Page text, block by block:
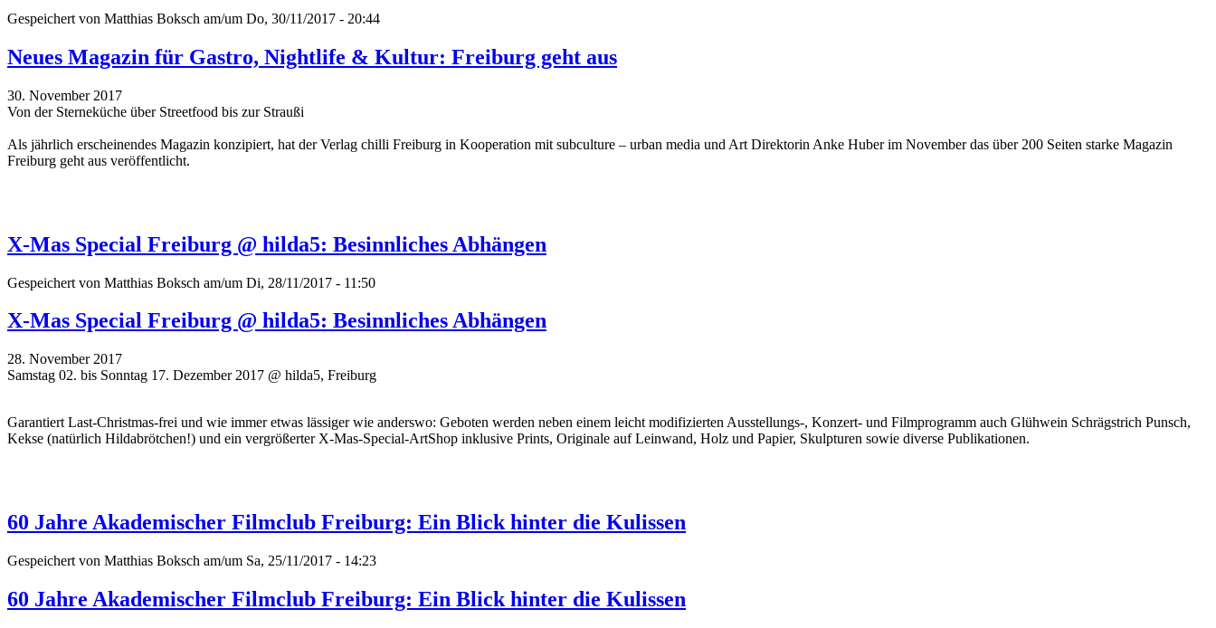
Gespeichert von Matthias Boksch am/um Do, 30/11/2017 - 20:44
Neues Magazin für Gastro, Nightlife & Kultur: Freiburg geht aus
30. November 2017
Von der Sterneküche über Streetfood bis zur Straußi
Als jährlich erscheinendes Magazin konzipiert, hat der Verlag chilli Freiburg in Kooperation mit subculture – urban media und Art Direktorin Anke Huber im November das über 200 Seiten starke Magazin
Freiburg geht aus veröffentlicht.
X-Mas Special Freiburg @ hilda5: Besinnliches Abhängen
Gespeichert von Matthias Boksch am/um Di, 28/11/2017 - 11:50
X-Mas Special Freiburg @ hilda5: Besinnliches Abhängen
28. November 2017
Samstag 02. bis Sonntag 17. Dezember 2017 @ hilda5, Freiburg
Garantiert Last-Christmas-frei und wie immer etwas lässiger wie anderswo: Geboten werden neben einem leicht modifizierten Ausstellungs-, Konzert- und Filmprogramm auch Glühwein Schrägstrich Punsch,
Kekse (natürlich Hildabrötchen!) und ein vergrößerter X-Mas-Special-ArtShop inklusive Prints, Originale auf Leinwand, Holz und Papier, Skulpturen sowie diverse Publikationen.
60 Jahre Akademischer Filmclub Freiburg: Ein Blick hinter die Kulissen
Gespeichert von Matthias Boksch am/um Sa, 25/11/2017 - 14:23
60 Jahre Akademischer Filmclub Freiburg: Ein Blick hinter die Kulissen